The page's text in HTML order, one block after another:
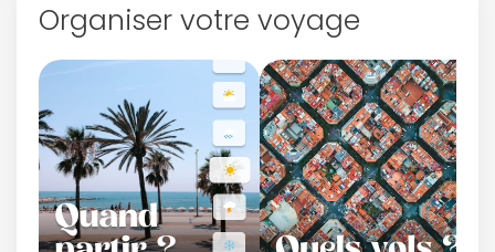
Organiser votre voyage